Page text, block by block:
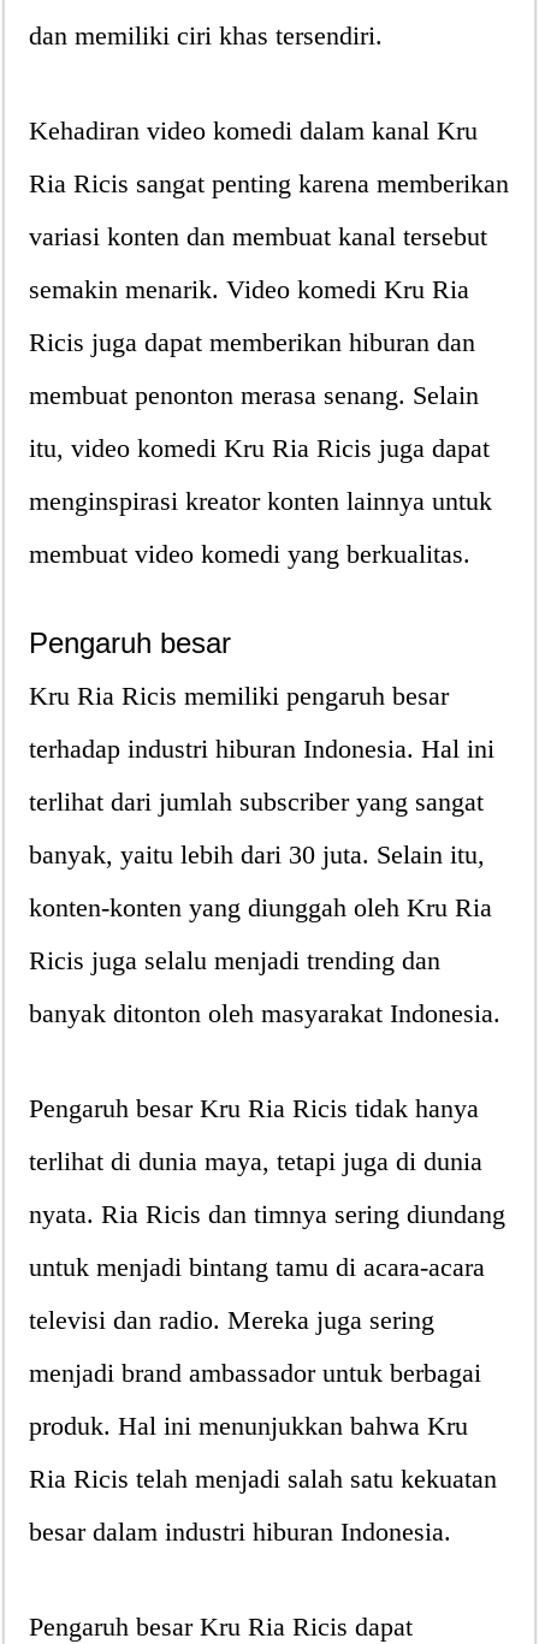
dan memiliki ciri khas tersendiri.
Kehadiran video komedi dalam kanal Kru
Ria Ricis sangat penting karena memberikan
variasi konten dan membuat kanal tersebut
semakin menarik. Video komedi Kru Ria
Ricis juga dapat memberikan hiburan dan
membuat penonton merasa senang. Selain
itu, video komedi Kru Ria Ricis juga dapat
menginspirasi kreator konten lainnya untuk
membuat video komedi yang berkualitas.
Pengaruh besar
Kru Ria Ricis memiliki pengaruh besar
terhadap industri hiburan Indonesia. Hal ini
terlihat dari jumlah subscriber yang sangat
banyak, yaitu lebih dari 30 juta. Selain itu,
konten-konten yang diunggah oleh Kru Ria
Ricis juga selalu menjadi trending dan
banyak ditonton oleh masyarakat Indonesia.
Pengaruh besar Kru Ria Ricis tidak hanya
terlihat di dunia maya, tetapi juga di dunia
nyata. Ria Ricis dan timnya sering diundang
untuk menjadi bintang tamu di acara-acara
televisi dan radio. Mereka juga sering
menjadi brand ambassador untuk berbagai
produk. Hal ini menunjukkan bahwa Kru
Ria Ricis telah menjadi salah satu kekuatan
besar dalam industri hiburan Indonesia.
Pengaruh besar Kru Ria Ricis dapat